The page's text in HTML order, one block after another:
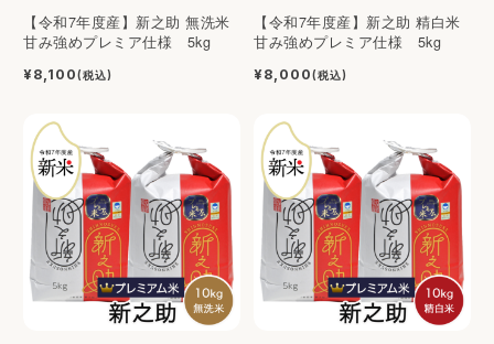
【令和7年度産】新之助 無洗米
甘み強めプレミア仕様 5kg
¥8,100(税込)
【令和7年度産】新之助 精白米
甘み強めプレミア仕様 5kg
¥8,000(税込)